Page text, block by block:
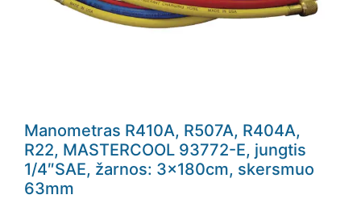
Manometras R410A, R507A, R404A,
R22, MASTERCOOL 93772-E, jungtis
1/4″SAE, žarnos: 3x180cm, skersmuo
63mm